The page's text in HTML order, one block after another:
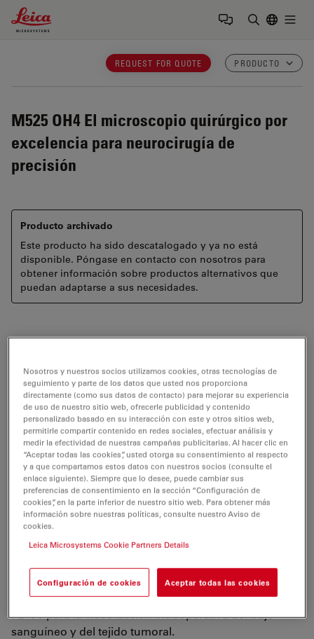
Leica Microsystems Logo
REQUEST FOR QUOTE PRODUCTO
M525 OH4 El microscopio quirúrgico por
excelencia para neurocirugía de
precisión
Producto archivado
Este producto ha sido descatalogado y ya no está
disponible. Póngase en contacto con nosotros para
obtener información sobre productos alternativos que
puedan adaptarse a sus necesidades.
inmejorable de alcance, altura y espacio. El estativo de
suelo OH4 se mueve con facilidad y si se sueltan los
frenos, el microscopio se estabiliza en solo 1,5
segundos y evita cualquier vibración.
Gracias a la integración de un nuevo cristal,
recubrimientos de cristal y parámetros de diseño,
tecnología APO OptiChromede alta resolución
proporciona una distancia de trabajo extensa y con
mayor profundidad de enfoque. En combinación con
BrightCare y AutoIris, podrá operar con niveles de luz
más seguros y ver mucho más que nunca.
El M525 OH4 también ofrece fluorescencias FL800 y
FL400 para la visualización intraoperativa del flujo
sanguíneo y del tejido tumoral.
Nosotros y nuestros socios utilizamos cookies, otras tecnologías de
seguimiento y parte de los datos que usted nos proporciona
directamente (como sus datos de contacto) para mejorar su experiencia
de uso de nuestro sitio web, ofrecerle publicidad y contenido
personalizado basado en su interacción con este y otros sitios web,
permitirle compartir contenido en redes sociales, efectuar análisis y
medir la efectividad de nuestras campañas publicitarias. Al hacer clic en
“Aceptar todas las cookies”, usted otorga su consentimiento al respecto
y a que compartamos estos datos con nuestros socios (consulte el
enlace siguiente). Siempre que lo desee, puede cambiar sus
preferencias de consentimiento en la sección “Configuración de
cookies”, en la parte inferior de nuestro sitio web. Para obtener más
información sobre nuestras políticas, consulte nuestro Aviso de
cookies.
Leica Microsystems Cookie Partners Details
Configuración de cookies Aceptar todas las cookies